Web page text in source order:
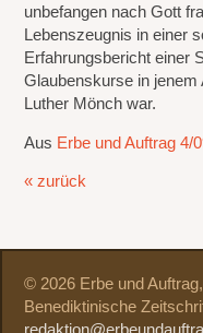
unbefangen nach Gott
Lebenszeugnis in einer
Erfahrungsbericht einer
Glaubenskurse in
Luther Mönch war.
Aus Erbe und Auftrag 4/
« zurück
© 2026 Erbe und Auftrag,
Benediktinische